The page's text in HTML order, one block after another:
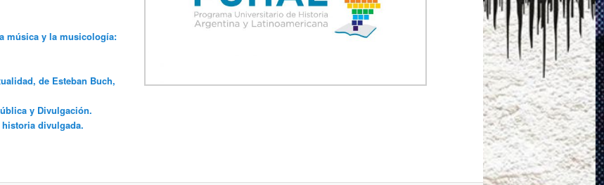
música y la musicología:
de Esteban Buch,
y Divulgación.
divulgada.